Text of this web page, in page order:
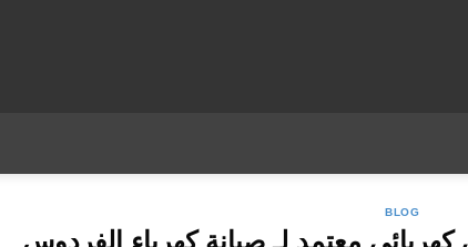
BLOG
معتمد لـ صيانة كهرباء الفردوس